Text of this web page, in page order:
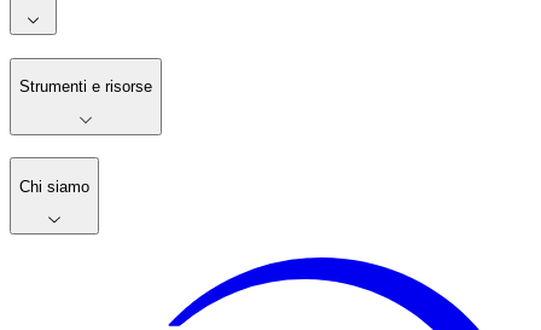
Strumenti e risorse
Chi siamo